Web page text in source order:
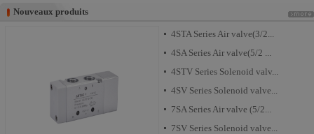
Nouveaux produits
Nouveaux produits
4STA Series Air valve(3/2...
4SA Series Air valve(5/2 ...
4STV Series Solenoid valv...
4SV Series Solenoid valve...
7SA Series Air valve (5/2...
7SV Series Solenoid valve...